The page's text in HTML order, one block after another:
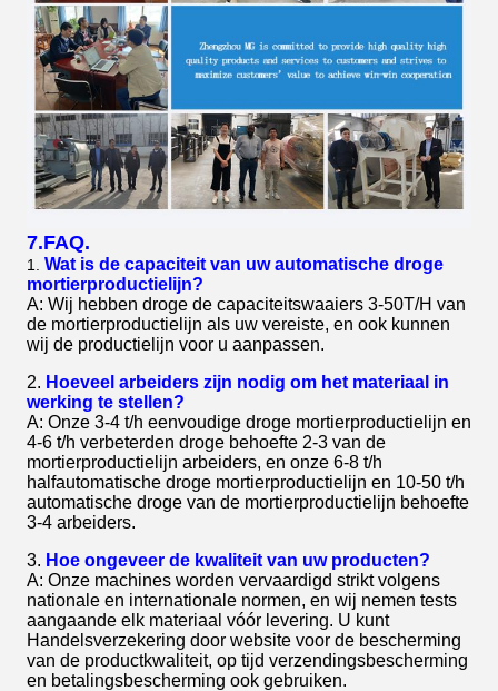
7.FAQ.
1. Wat is de capaciteit van uw automatische droge
mortierproductielijn?
A: Wij hebben droge de capaciteitswaaiers 3-50T/H van
de mortierproductielijn als uw vereiste, en ook kunnen
wij de productielijn voor u aanpassen.
2. Hoeveel arbeiders zijn nodig om het materiaal in
werking te stellen?
A: Onze 3-4 t/h eenvoudige droge mortierproductielijn en
4-6 t/h verbeterden droge behoefte 2-3 van de
mortierproductielijn arbeiders, en onze 6-8 t/h
halfautomatische droge mortierproductielijn en 10-50 t/h
automatische droge van de mortierproductielijn behoefte
3-4 arbeiders.
3. Hoe ongeveer de kwaliteit van uw producten?
A: Onze machines worden vervaardigd strikt volgens
nationale en internationale normen, en wij nemen tests
aangaande elk materiaal vóór levering. U kunt
Handelsverzekering door website voor de bescherming
van de productkwaliteit, op tijd verzendingsbescherming
en betalingsbescherming ook gebruiken.